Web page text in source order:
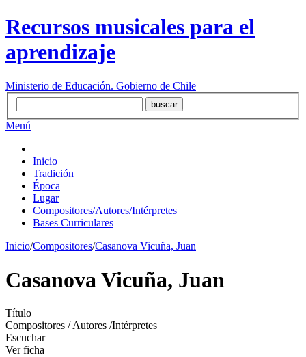
Recursos musicales para el
aprendizaje
Ministerio de Educación. Gobierno de Chile
Menú
Inicio
Tradición
Época
Lugar
Compositores/Autores/Intérpretes
Bases Curriculares
Inicio/Compositores/Casanova Vicuña, Juan
Casanova Vicuña, Juan
Título
Compositores / Autores /Intérpretes
Escuchar
Ver ficha